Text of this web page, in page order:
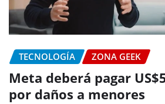
TECNOLOGÍA ZONA GEEK
Meta deberá pagar
por daños a menores